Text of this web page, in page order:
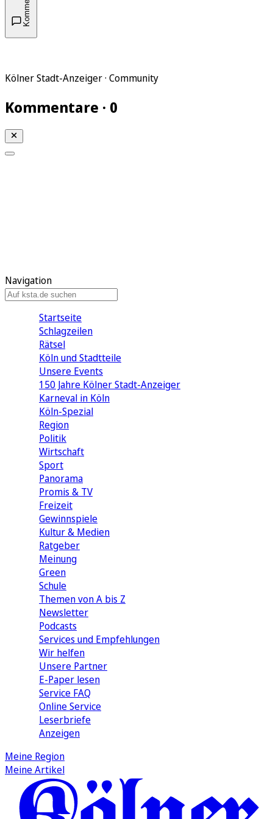
Kölner Stadt-Anzeiger · Community
Kommentare · 0
Navigation
Startseite
Schlagzeilen
Rätsel
Köln und Stadtteile
Unsere Events
150 Jahre Kölner Stadt-Anzeiger
Karneval in Köln
Köln-Spezial
Region
Politik
Wirtschaft
Sport
Panorama
Promis & TV
Freizeit
Gewinnspiele
Kultur & Medien
Ratgeber
Meinung
Green
Schule
Themen von A bis Z
Newsletter
Podcasts
Services und Empfehlungen
Wir helfen
Unsere Partner
E-Paper lesen
Service FAQ
Online Service
Leserbriefe
Anzeigen
Meine Region
Meine Artikel